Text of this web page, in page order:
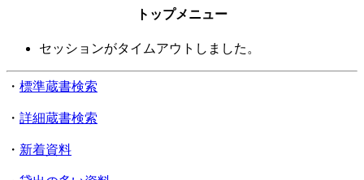
トップメニュー
セッションがタイムアウトしました。
・ 標準蔵書検索
・ 詳細蔵書検索
・ 新着資料